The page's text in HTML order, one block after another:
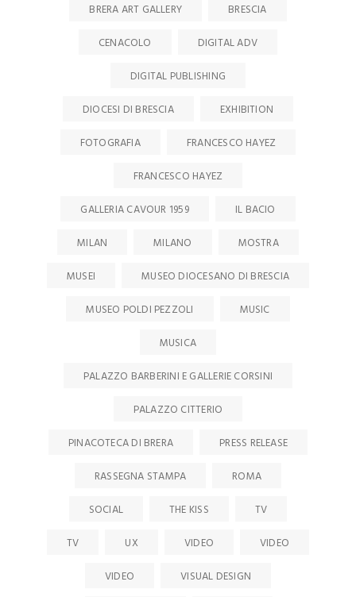
BRERA ART GALLERY
BRESCIA
CENACOLO
DIGITAL ADV
DIGITAL PUBLISHING
DIOCESI DI BRESCIA
EXHIBITION
FOTOGRAFIA
FRANCESCO HAYEZ
FRANCESCO HAYEZ
GALLERIA CAVOUR 1959
IL BACIO
MILAN
MILANO
MOSTRA
MUSEI
MUSEO DIOCESANO DI BRESCIA
MUSEO POLDI PEZZOLI
MUSIC
MUSICA
PALAZZO BARBERINI E GALLERIE CORSINI
PALAZZO CITTERIO
PINACOTECA DI BRERA
PRESS RELEASE
RASSEGNA STAMPA
ROMA
SOCIAL
THE KISS
TV
TV
UX VIDEO
VIDEO
VIDEO
VISUAL DESIGN